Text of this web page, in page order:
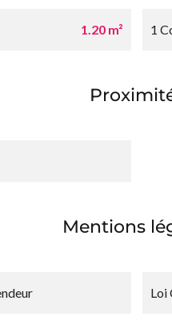
1.20 m² 1
Mentions
Loi